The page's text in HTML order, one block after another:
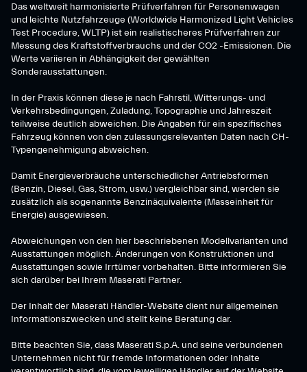
Das weltweit harmonisierte Prüfverfahren für Personenwagen
und leichte Nutzfahrzeuge (Worldwide Harmonized Light Vehicles
Test Procedure, WLTP) ist ein realistischeres Prüfverfahren zur
Messung des Kraftstoffverbrauchs und der CO2 -Emissionen. Die
Werte variieren in Abhängigkeit der gewählten
Sonderausstattungen.
In der Praxis können diese je nach Fahrstil, Witterungs- und
Verkehrsbedingungen, Zuladung, Topographie und Jahreszeit
teilweise deutlich abweichen. Die Angaben für ein spezifisches
Fahrzeug können von den zulassungsrelevanten Daten nach CH-
Typengenehmigung abweichen.
Damit Energieverbräuche unterschiedlicher Antriebsformen
(Benzin, Diesel, Gas, Strom, usw.) vergleichbar sind, werden sie
zusätzlich als sogenannte Benzinäquivalente (Masseinheit für
Energie) ausgewiesen.
Abweichungen von den hier beschriebenen Modellvarianten und
Ausstattungen möglich. Änderungen von Konstruktionen und
Ausstattungen sowie Irrtümer vorbehalten. Bitte informieren Sie
sich darüber bei Ihrem Maserati Partner.
Der Inhalt der Maserati Händler-Website dient nur allgemeinen
Informationszwecken und stellt keine Beratung dar.
Bitte beachten Sie, dass Maserati S.p.A. und seine verbundenen
Unternehmen nicht für fremde Informationen oder Inhalte